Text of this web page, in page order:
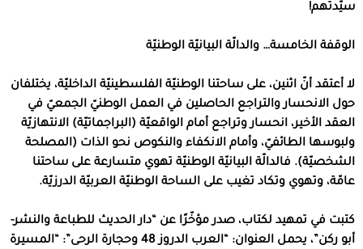
سيّدتهم!
الوقفة الخامسة… والدالّة البيانيّة الوطنيّة
لا أعتقد أنّ اثنين، على ساحتنا الوطنيّة الفلسطينيّة الداخليّة، يختلفان
حول الانحسار والتراجع الحاصلين في العمل الوطنيّ الجمعيّ في
العقد الأخير، انحسار وتراجع أمام الواقعيّة (البراجماتيّة) الانتهازيّة
ولبوسها الطائفيّ، وأمام الانكفاء والنكوص نحو الذات (المصلحة
الشخصيّة). فالدالّة البيانيّة الوطنيّة تهوي متسارعة على ساحتنا
عامّة، وتهوي وتكاد تغيب على الساحة الوطنيّة العربيّة الدرزيّة.
كتبت في تمهيد لكتاب، صدر مؤخّرًا عن “دار الحديث للطباعة والنشر-
أبو ركن”، يحمل العنوان: “العرب الدروز 48 وحجارة الرحى”: “
المسيرة